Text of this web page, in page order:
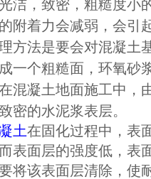
洁，致密，粗糙度小
附着力会减弱，会引
方法是要会对混凝土
一个粗糙面，环氧砂
混凝土地面施工中，
密的水泥浆表层。
土在固化过程中，表
表面层的强度低，表
将该表面层清除，使